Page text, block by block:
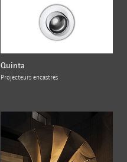
Quinta
Projecteurs encastrés